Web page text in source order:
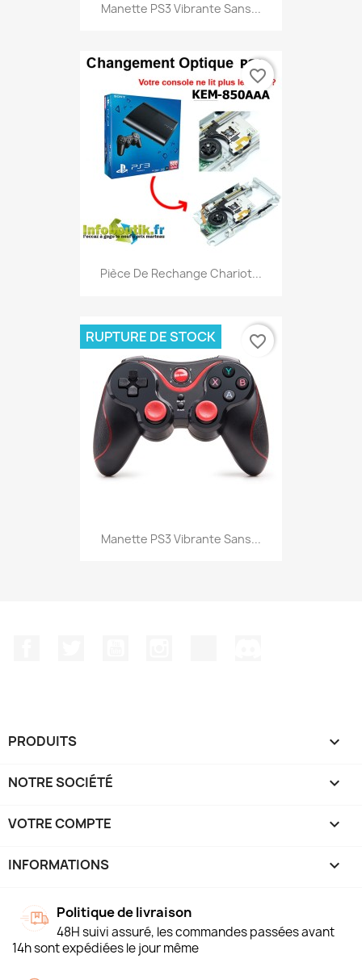
Manette PS3 Vibrante Sans...
Pièce De Rechange Chariot...
favorite_border
Manette PS3 Vibrante Sans...
RUPTURE DE STOCK favorite_border
PRODUITS 
NOTRE SOCIÉTÉ 
VOTRE COMPTE 
INFORMATIONS keyboard_arrow_down
Politique de livraison
48H suivi assuré, les commandes passées avant
14h sont expédiées le jour même